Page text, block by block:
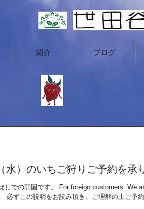
紹介 ブログ
水）のいちご狩りご予約を承
しでの開園です。 For foreign customers. We
必ずこの説明をお読み頂き、ご理解の上ご予